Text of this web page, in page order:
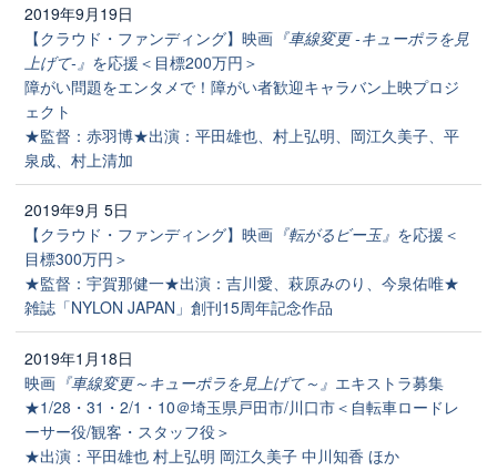
2019年9月19日
【クラウド・ファンディング】映画 『車線変更 -キューポラを見
上げて-』 を応援＜目標200万円＞
障がい問題をエンタメで！障がい者歓迎キャラバン上映プロジ
ェクト
★監督：赤羽博★出演：平田雄也、村上弘明、岡江久美子、平
泉成、村上清加
2019年9月 5日
【クラウド・ファンディング】映画 『転がるビー玉』 を応援＜
目標300万円＞
★監督：宇賀那健一★出演：吉川愛、萩原みのり、今泉佑唯★
雑誌「NYLON JAPAN」創刊15周年記念作品
2019年1月18日
映画 『車線変更～キューポラを見上げて～』 エキストラ募集
★1/28・31・2/1・10＠埼玉県戸田市/川口市＜自転車ロードレ
ーサー役/観客・スタッフ役＞
★出演：平田雄也 村上弘明 岡江久美子 中川知香 ほか